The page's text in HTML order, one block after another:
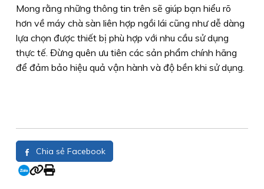
Mong rằng những thông tin trên sẽ giúp bạn hiểu rõ
hơn về máy chà sàn liên hợp ngồi lái cũng như dễ dàng
lựa chọn được thiết bị phù hợp với nhu cầu sử dụng
thực tế. Đừng quên ưu tiên các sản phẩm chính hãng
để đảm bảo hiệu quả vận hành và độ bền khi sử dụng.
Chia sẻ Facebook